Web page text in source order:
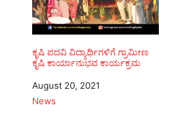
ಕೃಷಿ ಪದವಿ ವಿದ್ಯಾರ್ಥಿಗಳಿಗೆ ಗ್ರಾಮೀಣ
ಕೃಷಿ ಕಾರ್ಯಾನುಭವ ಕಾರ್ಯಕ್ರಮ
Date
August 20, 2021
In relation to
News